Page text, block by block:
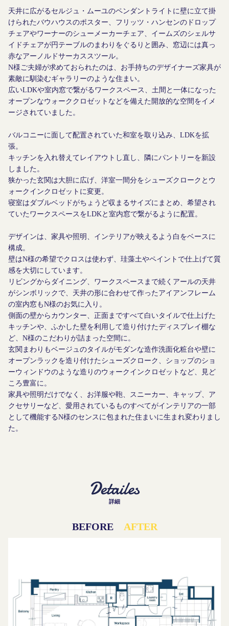
天井に広がるセルジュ・ムーユのペンダントライトに壁に立て掛
けられたバウハウスのポスター、フリッツ・ハンセンのドロップ
チェアやワーナーのシューメーカーチェア、イームズのシェルサ
イドチェアが円テーブルのまわりをぐるりと囲み、窓辺には真っ
赤なアーノルドサーカススツール。
N様ご夫婦が求めておられたのは、お手持ちのデザイナーズ家具が
素敵に馴染むギャラリーのような住まい。
広いLDKや室内窓で繋がるワークスペース、土間と一体になった
オープンなウォーククロゼットなどを備えた開放的な空間をイメ
ージされていました。
バルコニーに面して配置されていた和室を取り込み、LDKを拡
張。
キッチンを入れ替えてレイアウトし直し、隣にパントリーを新設
しました。
狭かった玄関は大胆に広げ、洋室一間分をシューズクロークとウ
ォークインクロゼットに変更。
寝室はダブルベッドがちょうど収まるサイズにまとめ、希望され
ていたワークスペースをLDKと室内窓で繋がるように配置。
デザインは、家具や照明、インテリアが映えるよう白をベースに
構成。
壁はN様の希望でクロスは使わず、珪藻土やペイントで仕上げて質
感を大切にしています。
リビングからダイニング、ワークスペースまで続くアールの天井
がシンボリックで、天井の形に合わせて作ったアイアンフレーム
の室内窓もN様のお気に入り。
側面の壁からカウンター、正面まですべて白いタイルで仕上げた
キッチンや、ふかした壁を利用して造り付けたディスプレイ棚な
ど、N様のこだわりが詰まった空間に。
玄関まわりもベージュのタイルがモダンな造作洗面化粧台や壁に
オープンラックを造り付けたシューズクローク、ショップのショ
ーウィンドウのような造りのウォークインクロゼットなど、見ど
ころ豊富に。
家具や照明だけでなく、お洋服や鞄、スニーカー、キャップ、ア
クセサリーなど、愛用されているものすべてがインテリアの一部
として機能するN様のセンスに包まれた住まいに生まれ変わりまし
た。
詳細
BEFORE AFTER